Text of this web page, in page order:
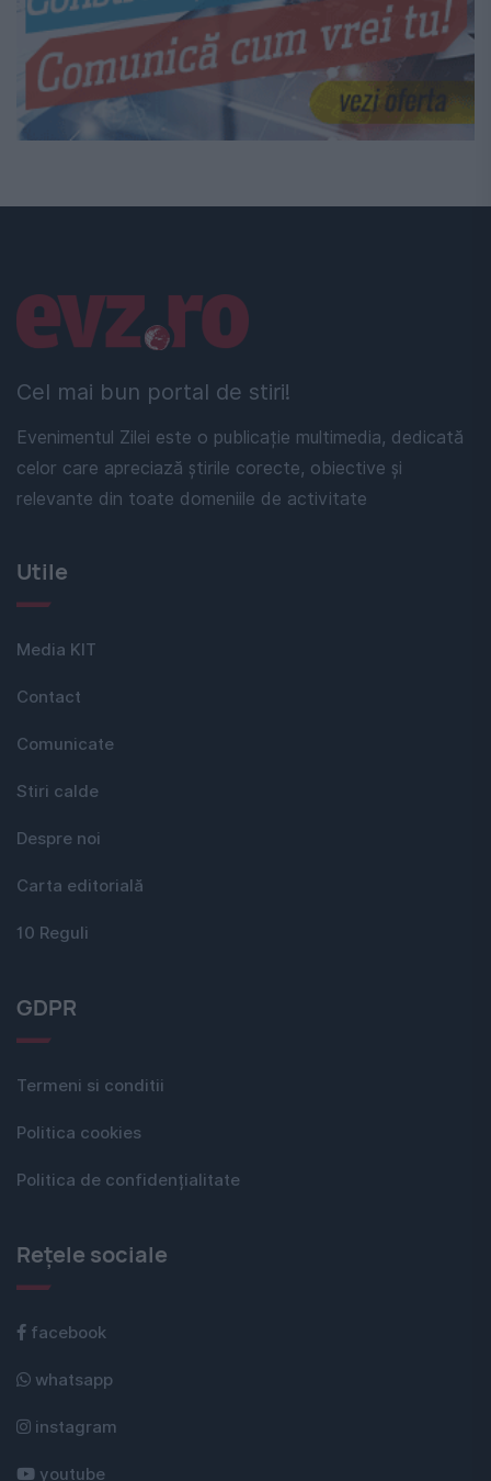
Cel mai bun portal de stiri!
Evenimentul Zilei este o publicație multimedia, dedicată
celor care apreciază știrile corecte, obiective și
relevante din toate domeniile de activitate
Linkuri utile
Utile
Media KIT
Contact
Comunicate
Stiri calde
Despre noi
Carta editorială
10 Reguli
GDPR
Termeni si conditii
Politica cookies
Politica de confidențialitate
Rețele sociale
facebook
whatsapp
instagram
youtube